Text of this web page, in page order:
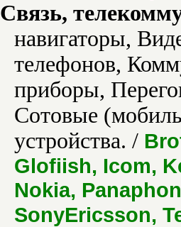
Связь,
навигаторы,
телефонов,
приборы,
Сотовые
устройства. /
Glofiish, Icom,
Nokia,
SonyEricsson,